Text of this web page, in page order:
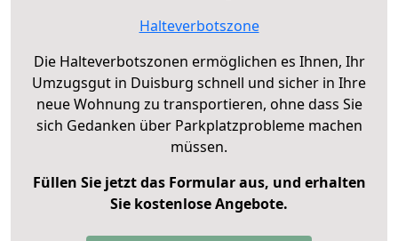
Halteverbotszone
Die Halteverbotszonen ermöglichen es Ihnen, Ihr
Umzugsgut in Duisburg schnell und sicher in Ihre
neue Wohnung zu transportieren, ohne dass Sie
sich Gedanken über Parkplatzprobleme machen
müssen.
Füllen Sie jetzt das Formular aus, und erhalten
Sie kostenlose Angebote.